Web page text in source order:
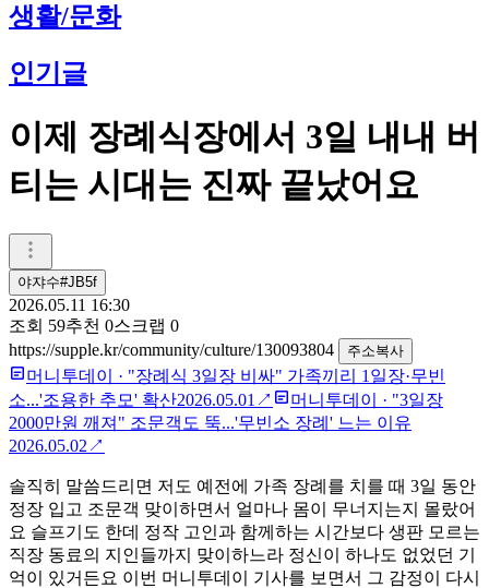
생활/문화
인기글
이제 장례식장에서 3일 내내 버
티는 시대는 진짜 끝났어요
야쟈수#JB5f
2026.05.11 16:30
조회 59추천 0스크랩 0
https://supple.kr/community/culture/130093804
주소복사
머니투데이 · "장례식 3일장 비싸" 가족끼리 1일장·무빈
소...'조용한 추모' 확산2026.05.01 ↗ 머니투데이 · "3일장
2000만원 깨져" 조문객도 뚝...'무빈소 장례' 느는 이유
2026.05.02 ↗
솔직히 말씀드리면 저도 예전에 가족 장례를 치를 때 3일 동안
정장 입고 조문객 맞이하면서 얼마나 몸이 무너지는지 몰랐어
요 슬프기도 한데 정작 고인과 함께하는 시간보다 생판 모르는
직장 동료의 지인들까지 맞이하느라 정신이 하나도 없었던 기
억이 있거든요 이번 머니투데이 기사를 보면서 그 감정이 다시